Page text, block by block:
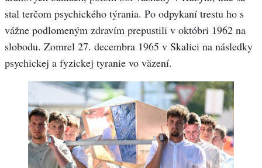
stal terčom psychického týrania. Po odpykaní trestu ho s
vážne podlomeným zdravím prepustili v októbri 1962 na
slobodu. Zomrel 27. decembra 1965 v Skalici na následky
psychickej a fyzickej tyranie vo väzení.